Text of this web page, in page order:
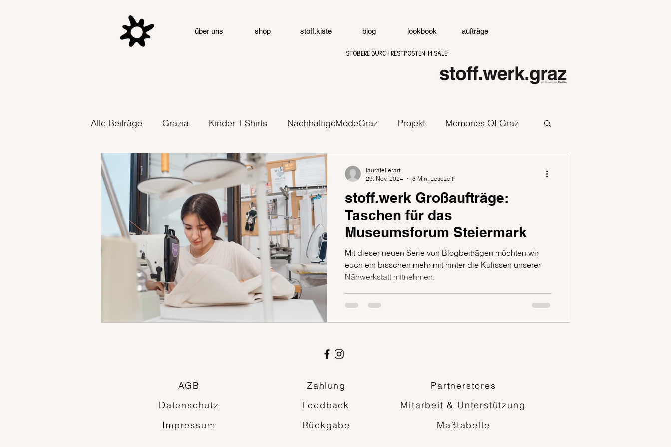
über uns shop stoff.kiste blog lookbook aufträge
STÖBERE DURCH RESTPOSTEN IM SALE!
Alle Beiträge Grazia Kinder T-Shirts NachhaltigeModeGraz Projekt Memories Of Graz
Kochen im Projekt stoff.werk Großaufträge
stoff.werk Großaufträge:
Taschen für das
Museumsforum Steiermark
Mit dieser neuen Serie von Blogbeiträgen möchten wir
euch ein bisschen mehr mit hinter die Kulissen unserer
Nähwerkstatt mitnehmen.
laurafellerart
29. Nov. 2024
3 Min. Lesezeit
AGB
Datenschutz
Impressum
Feedback
Zahlung
Rückgabe
Partnerstores
Mitarbeit & Unterstützung
Maßtabelle